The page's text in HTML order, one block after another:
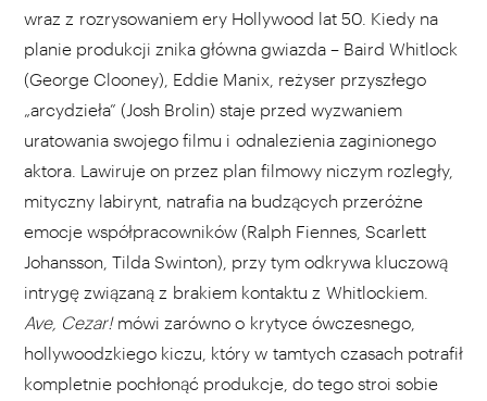
wraz z rozrysowaniem ery Hollywood lat 50. Kiedy na
planie produkcji znika główna gwiazda – Baird Whitlock
(George Clooney), Eddie Manix, reżyser przyszłego
„arcydzieła” (Josh Brolin) staje przed wyzwaniem
uratowania swojego filmu i odnalezienia zaginionego
aktora. Lawiruje on przez plan filmowy niczym rozległy,
mityczny labirynt, natrafia na budzących przeróżne
emocje współpracowników (Ralph Fiennes, Scarlett
Johansson, Tilda Swinton), przy tym odkrywa kluczową
intrygę związaną z brakiem kontaktu z Whitlockiem.
Ave, Cezar!mówi zarówno o krytyce ówczesnego,
hollywoodzkiego kiczu, który w tamtych czasach potrafił
kompletnie pochłonąć produkcje, do tego stroi sobie